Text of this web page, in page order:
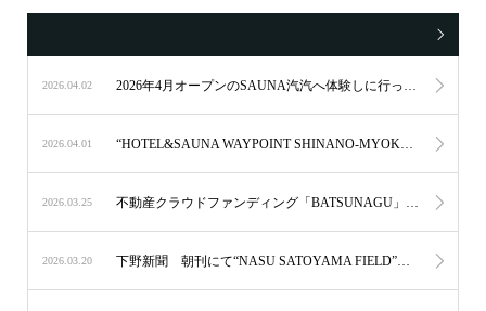
2026.04.02
2026.04.01
2026.03.25
2026.03.20 下野新聞 朝刊にて“NASU SATOYAMA FIELD”内のcafé “STOVE”が、紹介されました。